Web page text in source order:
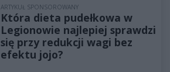
ARTYKUŁ SPONSOROWANY
Która dieta pudełkowa w
Legionowie najlepiej sprawdzi
się przy redukcji wagi bez
efektu jojo?